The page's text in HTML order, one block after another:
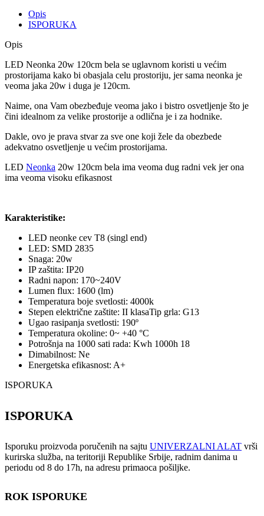
Opis
ISPORUKA
Opis
LED Neonka 20w 120cm bela se uglavnom koristi u većim
prostorijama kako bi obasjala celu prostoriju, jer sama neonka je
veoma jaka 20w i duga je 120cm.
Naime, ona Vam obezbeđuje veoma jako i bistro osvetljenje što je
čini idealnom za velike prostorije a odlična je i za hodnike.
Dakle, ovo je prava stvar za sve one koji žele da obezbede
adekvatno osvetljenje u većim prostorijama.
LED Neonka 20w 120cm bela ima veoma dug radni vek jer ona
ima veoma visoku efikasnost
Karakteristike:
LED neonke cev T8 (singl end)
LED: SMD 2835
Snaga: 20w
IP zaštita: IP20
Radni napon: 170~240V
Lumen flux: 1600 (lm)
Temperatura boje svetlosti: 4000k
Stepen električne zaštite: II klasaTip grla: G13
Ugao rasipanja svetlosti: 190º
Temperatura okoline: 0~ +40 °C
Potrošnja na 1000 sati rada: Kwh 1000h 18
Dimabilnost: Ne
Energetska efikasnost: A+
ISPORUKA
ISPORUKA
Isporuku proizvoda poručenih na sajtu UNIVERZALNI ALAT vrši
kurirska služba, na teritoriji Republike Srbije, radnim danima u
periodu od 8 do 17h, na adresu primaoca pošiljke.
ROK ISPORUKE